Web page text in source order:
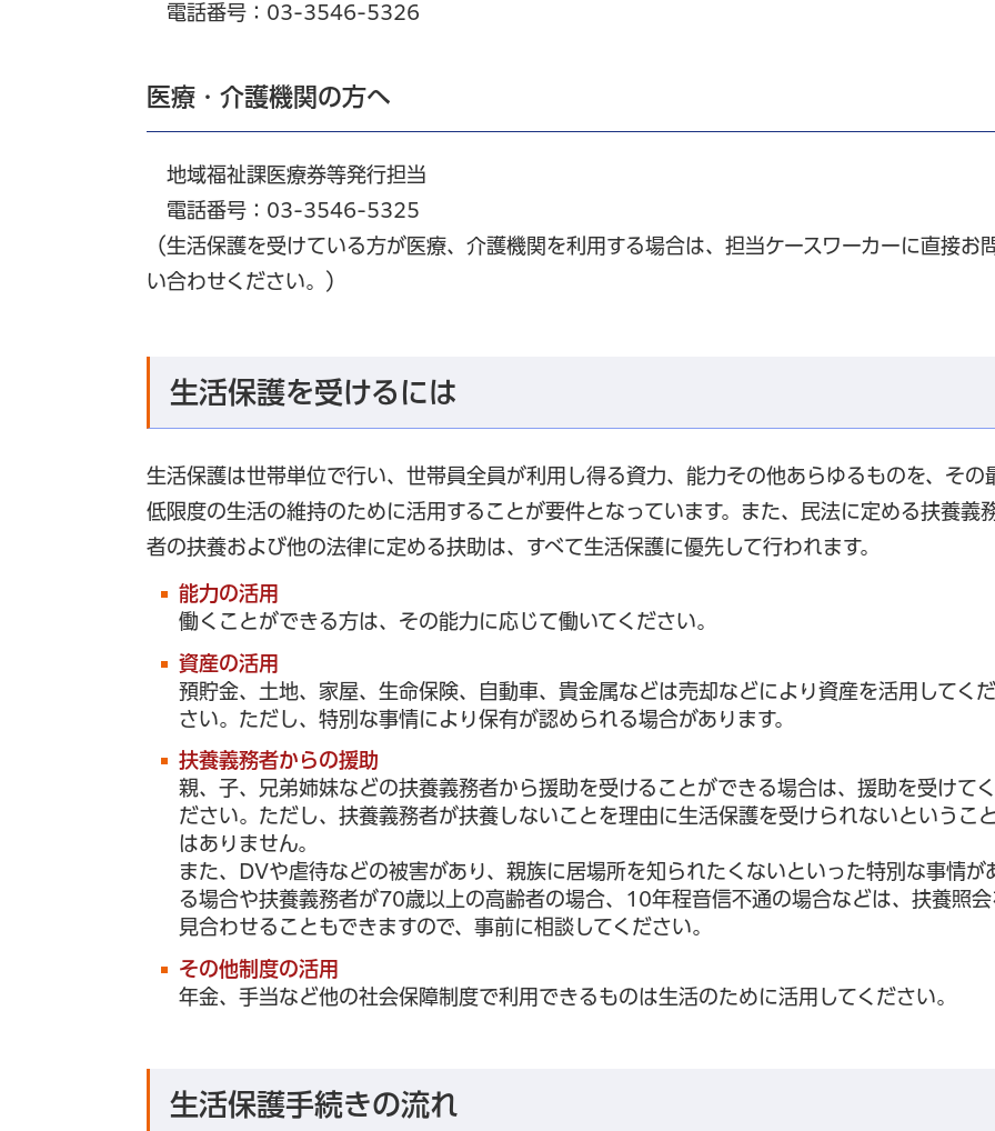
電話番号：03-3546-5326
医療・介護機関の方へ
地域福祉課医療券等発行担当
電話番号：03-3546-5325
（生活保護を受けている方が医療、介護機関を利用する場合は、担当ケースワーカーに直接お
い合わせください。）
生活保護を受けるには
生活保護は世帯単位で行い、世帯員全員が利用し得る資力、能力その他あらゆるものを、その
低限度の生活の維持のために活用することが要件となっています。また、民法に定める扶養義
者の扶養および他の法律に定める扶助は、すべて生活保護に優先して行われます。
能力の活用
働くことができる方は、その能力に応じて働いてください。
資産の活用
預貯金、土地、家屋、生命保険、自動車、貴金属などは売却などにより資産を活用してくだ
さい。ただし、特別な事情により保有が認められる場合があります。
扶養義務者からの援助
親、子、兄弟姉妹などの扶養義務者から援助を受けることができる場合は、援助を受けてく
ださい。ただし、扶養義務者が扶養しないことを理由に生活保護を受けられないというこ
はありません。
また、DVや虐待などの被害があり、親族に居場所を知られたくないといった特別な事情が
る場合や扶養義務者が70歳以上の高齢者の場合、10年程音信不通の場合などは、扶養照会
見合わせることもできますので、事前に相談してください。
その他制度の活用
年金、手当など他の社会保障制度で利用できるものは生活のために活用してください。
生活保護手続きの流れ